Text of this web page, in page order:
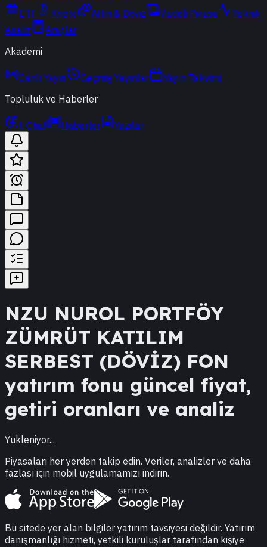
ETF
Kripto Altın & Döviz Vadeli Piyasa
Teknik
Analiz
Araçlar
Akademi
Canlı Yayın Geçmiş Yayınlar
Yayın Takvimi
Topluluk ve Haberler
t-Chat Haberler Yazılar
NZU NUROL PORTFÖY
ZÜMRÜT KATILIM
SERBEST (DÖVİZ) FON
yatırım fonu güncel fiyat,
getiri oranları ve analiz
Yukleniyor...
Piyasaları her yerden takip edin. Veriler, analizler ve daha
fazlası için mobil uygulamamızı indirin.
Bu sitede yer alan bilgiler yatırım tavsiyesi değildir. Yatırım
danışmanlığı hizmeti, yetkili kuruluşlar tarafından kişiye